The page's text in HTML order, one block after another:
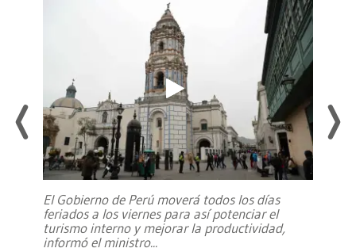
El Gobierno de Perú moverá todos los días
feriados a los viernes para así potenciar el
turismo interno y mejorar la productividad,
informó el ministro...